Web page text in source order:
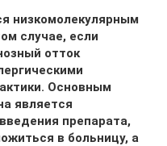
низкомолекулярным
случае, если
отток
Основным
является
препарата,
в больницу, а